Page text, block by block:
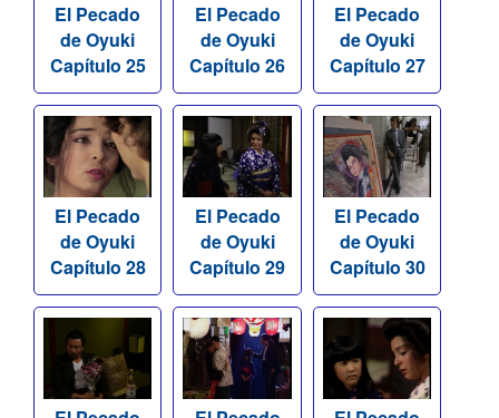
El Pecado
de Oyuki
Capítulo 25
El Pecado
de Oyuki
Capítulo 26
El Pecado
de Oyuki
Capítulo 27
El Pecado
de Oyuki
Capítulo 28
El Pecado
de Oyuki
Capítulo 29
El Pecado
de Oyuki
Capítulo 30